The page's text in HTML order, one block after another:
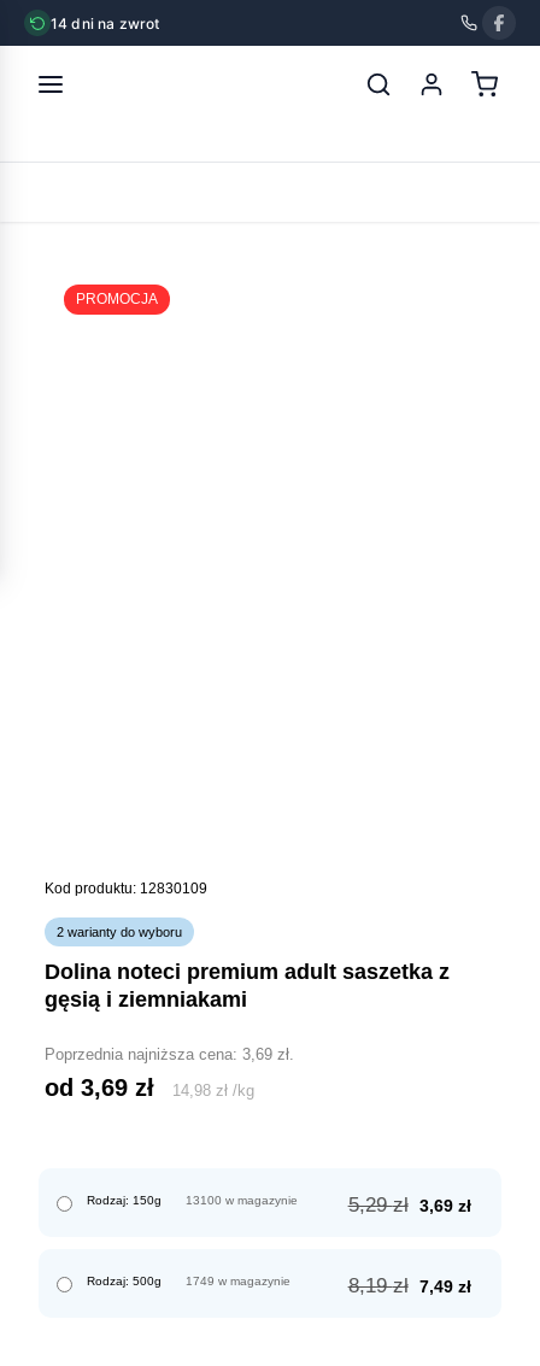
14 dni na zwrot
PROMOCJA
Kod produktu: 12830109
2 warianty do wyboru
dolina noteci premium adult saszetka z
gęsią i ziemniakami
Poprzednia najniższa cena:3,69zł.
od 3,69zł 14,98zł /kg
Rodzaj: 150g 5,29zł Pierwotna
3,69 zł
13100 w magazynie
Rodzaj: 500g 8,19zł Pierwotna
7,49 zł
1749 w magazynie